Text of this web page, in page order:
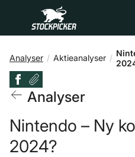
Gå till huvudinnehåll
Analyser Aktieanalyser
Analyser
Nintendo – Ny
2024?